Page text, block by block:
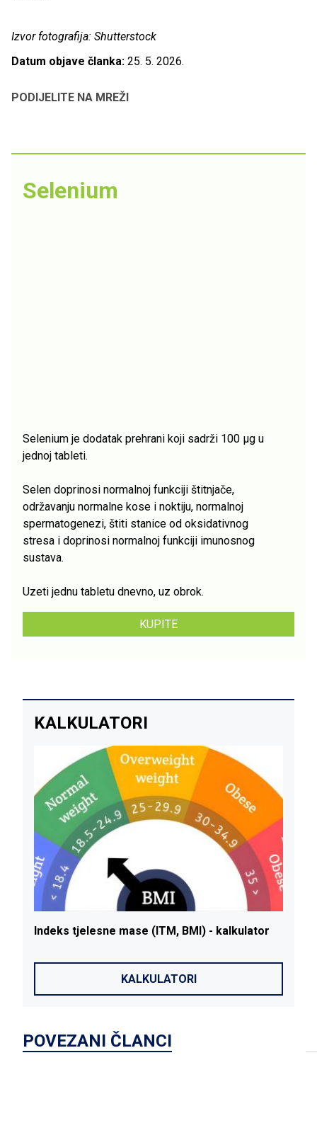
PODIJELITE NA MREŽI
Izvor fotografija: Shutterstock
Datum objave članka: 25. 5. 2026.
Selenium
Selenium je dodatak prehrani koji sadrži 100 µg u
jednoj tableti.
Selen doprinosi normalnoj funkciji štitnjače,
održavanju normalne kose i noktiju, normalnoj
spermatogenezi, štiti stanice od oksidativnog
stresa i doprinosi normalnoj funkciji imunosnog
sustava.
Uzeti jednu tabletu dnevno, uz obrok.
KUPITE
KALKULATORI
Indeks tjelesne mase (ITM, BMI) - kalkulator
KALKULATORI
POVEZANI ČLANCI